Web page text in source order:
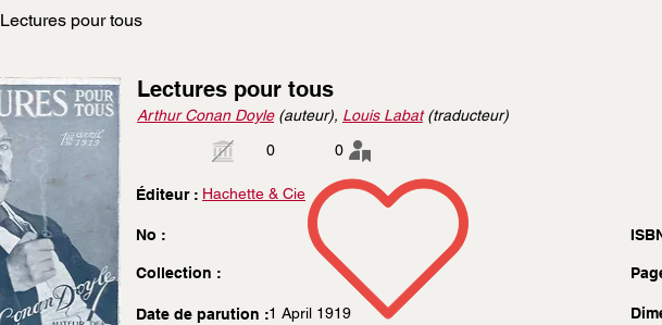
Lectures pour tous
Lectures pour tous
Arthur Conan Doyle(auteur), Louis Labat(traducteur)
0
0
Éditeur : Hachette & Cie
No :
Collection :
Date de parution :1 April 1919